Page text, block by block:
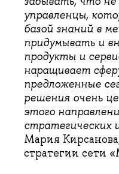
управленцы,
базой знаний в
придумывать и
продукты и
наращивает
предложенные
решения очень
этого
стратегических
Мария
стратегии сети